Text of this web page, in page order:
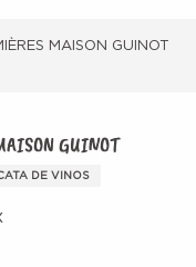
MAISON GUINOT
GUINOT
DE VINOS